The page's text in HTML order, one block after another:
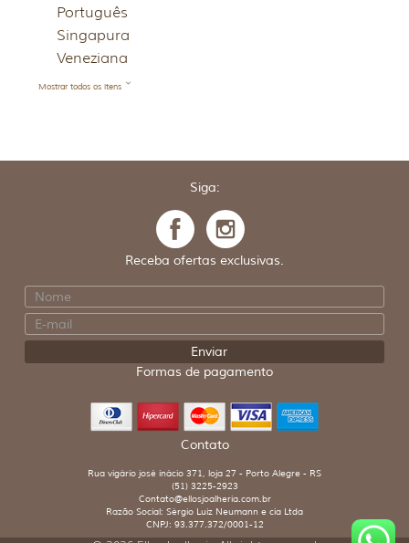
Português
Singapura
Veneziana
Mostrar todos os itens
Siga:
Receba ofertas exclusivas.
Formas de pagamento
Contato
Rua vigário josé inácio 371, loja 27 - Porto Alegre - RS
(51) 3225-2923
Contato@ellosjoalheria.com.br
Razão Social: Sérgio Luiz Neumann e cia Ltda
CNPJ: 93.377.372/0001-12